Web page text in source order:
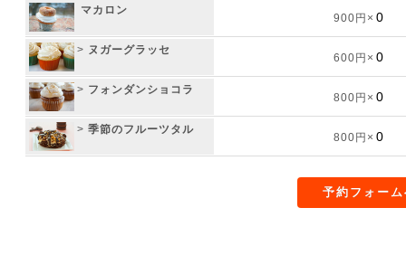
マカロン
900円×
> ヌガーグラッセ
600円×
> フォンダンショコラ
800円×
> 季節のフルーツタル
800円×